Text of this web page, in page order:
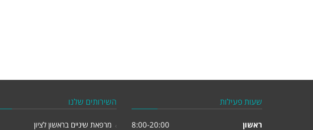
שעות פעילות
ראשון
8:00-20:00
השירותים שלנו
מרפאת שיניים בראשון לציון